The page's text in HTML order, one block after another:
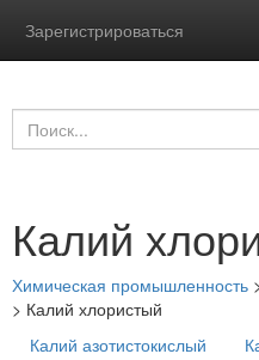
Зарегистрироваться
Калий
Химическая промышленность
> Калий хлористый
Калий азотистокислый